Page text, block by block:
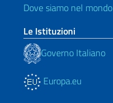
Dove siamo nel mondo
Le Istituzioni
Governo Italiano
Europa.eu